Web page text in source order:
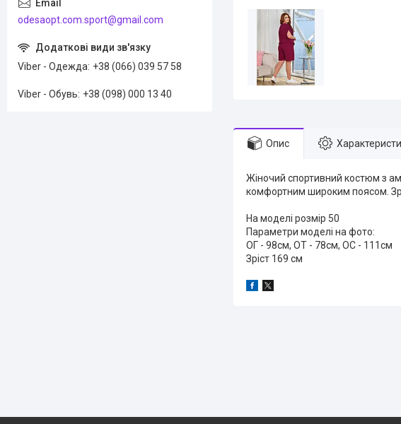
Опис
Жіночий спортивний костюм з
комфортним широким поясом.
На моделі розмір 50
Параметри моделі на фото:
ОГ - 98см, ОТ - 78см, ОС - 111см
Зріст 169 см
odesaopt.com.sport@gmail.com
Viber - Одежда +38 (066) 039 57 58
Viber - Обувь +38 (098) 000 13 40